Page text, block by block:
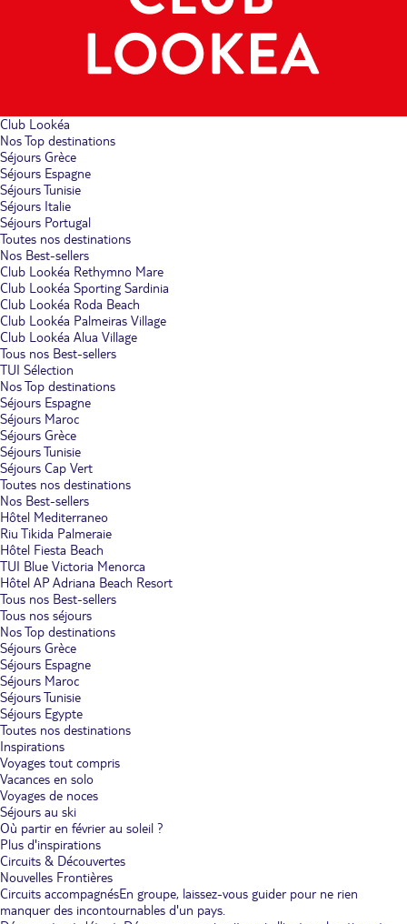
Club Lookéa
Nos Top destinations
Séjours Grèce
Séjours Espagne
Séjours Tunisie
Séjours Italie
Séjours Portugal
Toutes nos destinations
Nos Best-sellers
Club Lookéa Rethymno Mare
Club Lookéa Sporting Sardinia
Club Lookéa Roda Beach
Club Lookéa Palmeiras Village
Club Lookéa Alua Village
Tous nos Best-sellers
TUI Sélection
Nos Top destinations
Séjours Espagne
Séjours Maroc
Séjours Grèce
Séjours Tunisie
Séjours Cap Vert
Toutes nos destinations
Nos Best-sellers
Hôtel Mediterraneo
Riu Tikida Palmeraie
Hôtel Fiesta Beach
TUI Blue Victoria Menorca
Hôtel AP Adriana Beach Resort
Tous nos Best-sellers
Tous nos séjours
Nos Top destinations
Séjours Grèce
Séjours Espagne
Séjours Maroc
Séjours Tunisie
Séjours Egypte
Toutes nos destinations
Inspirations
Voyages tout compris
Vacances en solo
Voyages de noces
Séjours au ski
Où partir en février au soleil ?
Plus d'inspirations
Circuits & Découvertes
Nouvelles Frontières
Circuits accompagnésEn groupe, laissez-vous guider pour ne rien
manquer des incontournables d'un pays.